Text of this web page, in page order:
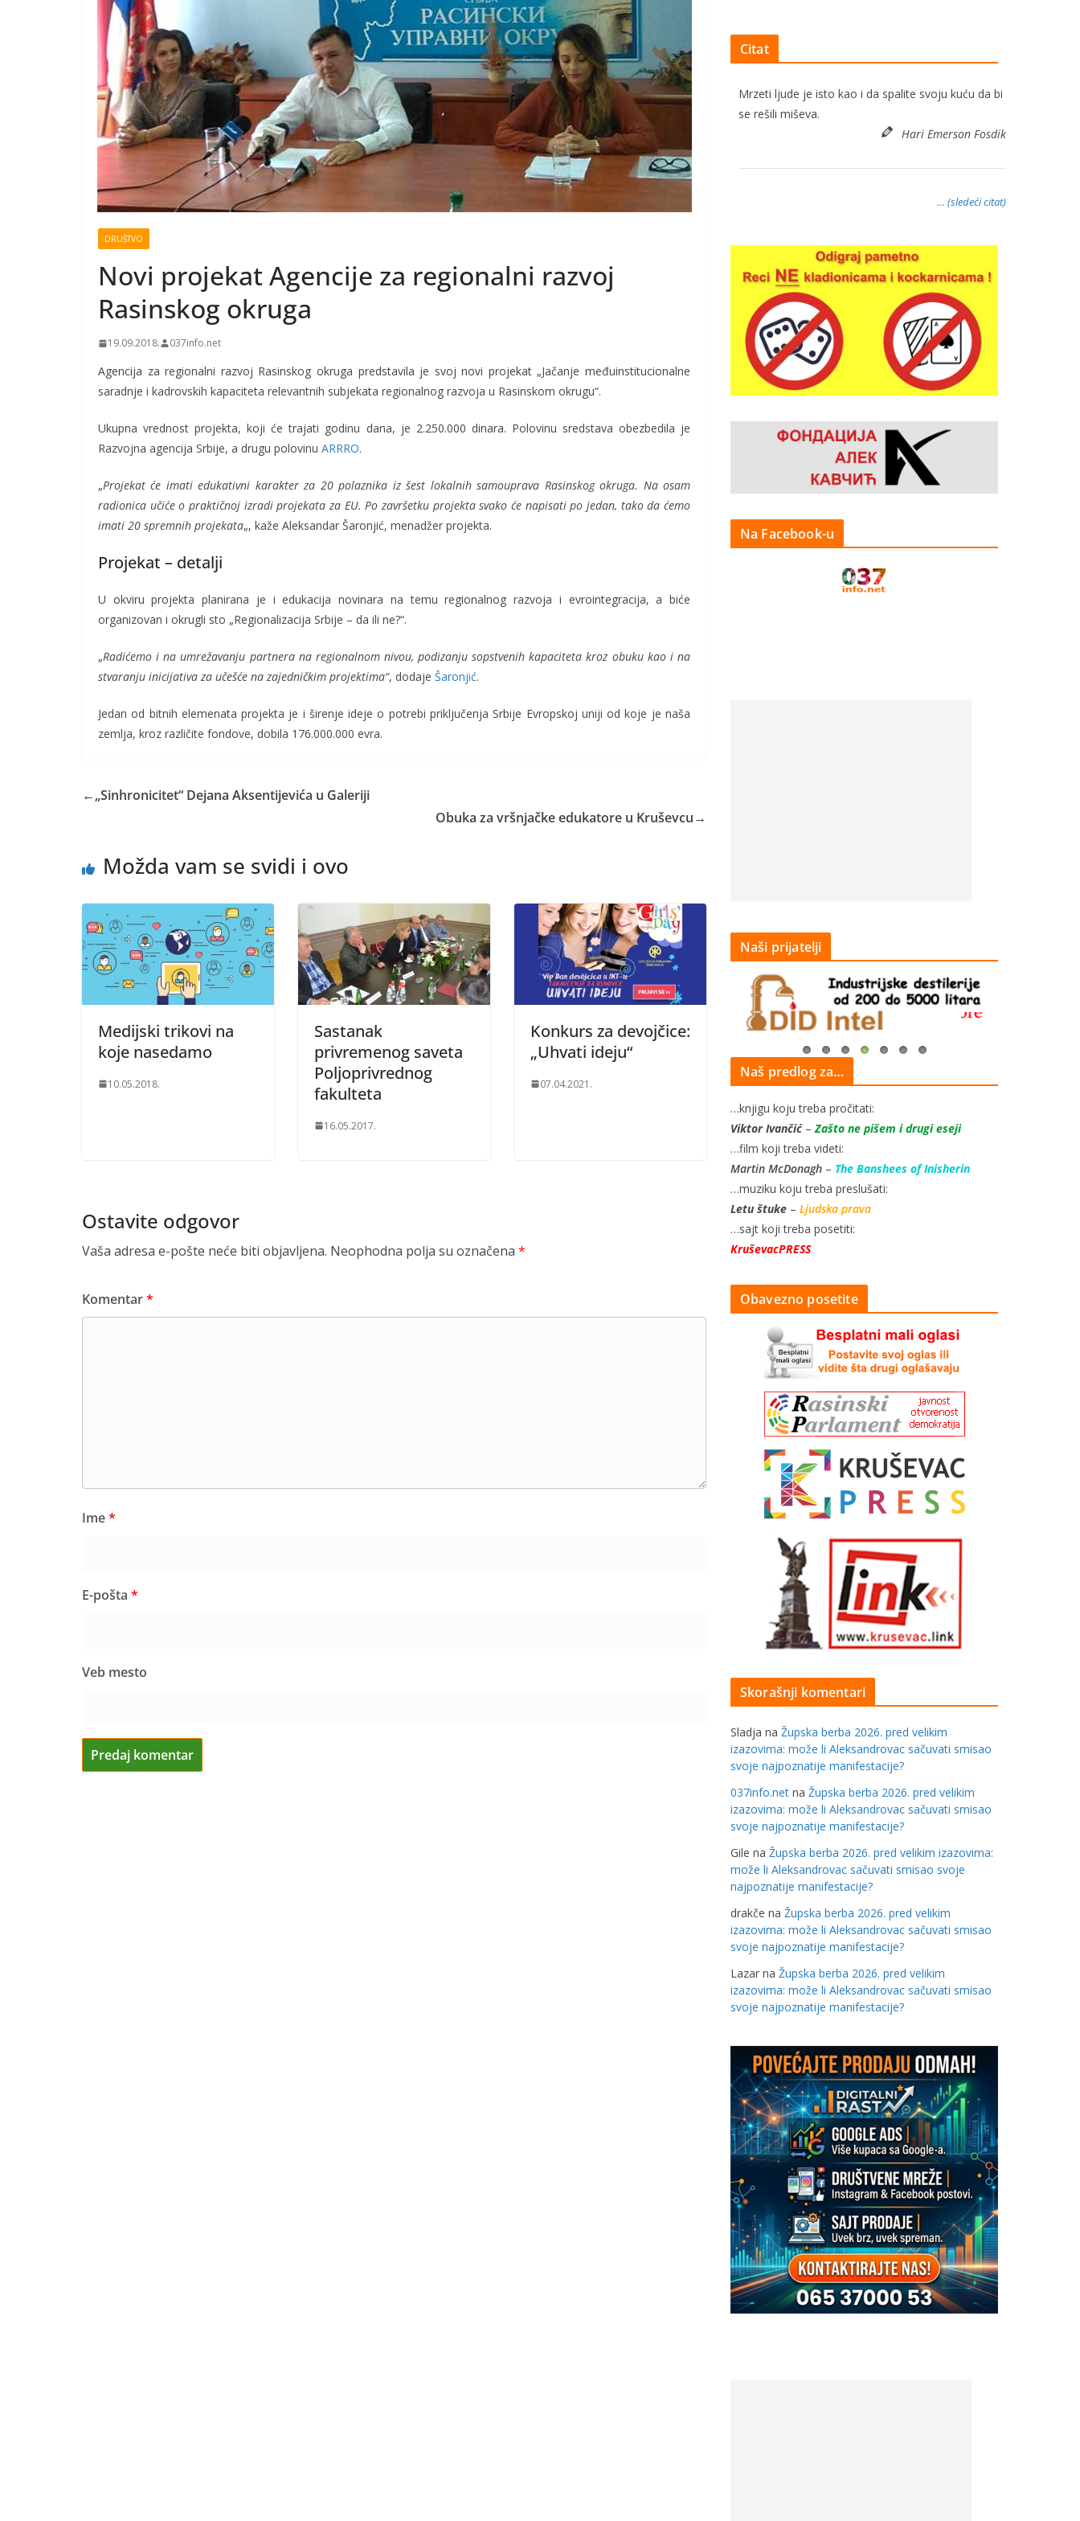
DRUŠTVO
Novi projekat Agencije za regionalni razvoj
Rasinskog okruga
19.09.2018. 037info.net
Agencija za regionalni razvoj Rasinskog okruga predstavila je svoj novi projekat „Jačanje međuinstitucionalne
saradnje i kadrovskih kapaciteta relevantnih subjekata regionalnog razvoja u Rasinskom okrugu“.
Ukupna vrednost projekta, koji će trajati godinu dana, je 2.250.000 dinara. Polovinu sredstava obezbedila je
Razvojna agencija Srbije, a drugu polovinu ARRRO.
„Projekat će imati edukativni karakter za 20 polaznika iz šest lokalnih samouprava Rasinskog okruga. Na osam
radionica učiće o praktičnoj izradi projekata za EU. Po završetku projekta svako će napisati po jedan, tako da ćemo
imati 20 spremnih projekata„, kaže Aleksandar Šaronjić, menadžer projekta.
Projekat – detalji
U okviru projekta planirana je i edukacija novinara na temu regionalnog razvoja i evrointegracija, a biće
organizovan i okrugli sto „Regionalizacija Srbije – da ili ne?“.
„Radićemo i na umrežavanju partnera na regionalnom nivou, podizanju sopstvenih kapaciteta kroz obuku kao i na
stvaranju inicijativa za učešće na zajedničkim projektima“, dodaje Šaronjić.
Jedan od bitnih elemenata projekta je i širenje ideje o potrebi priključenja Srbije Evropskoj uniji od koje je naša
zemlja, kroz različite fondove, dobila 176.000.000 evra.
←„Sinhronicitet“ Dejana Aksentijevića u Galeriji
Obuka za vršnjačke edukatore u Kruševcu→
Možda vam se svidi i ovo
Medijski trikovi na
koje nasedamo
10.05.2018.
Sastanak
privremenog saveta
Poljoprivrednog
fakulteta
16.05.2017.
Konkurs za devojčice:
„Uhvati ideju“
07.04.2021.
Ostavite odgovor
Vaša adresa e-pošte neće biti objavljena. Neophodna polja su označena *
Komentar*
Ime*
E-pošta *
Veb mesto
Citat
Mrzeti ljude je isto kao i da spalite svoju kuću da bi
se rešili miševa.
Hari Emerson Fosdik
… (sledeći citat)
Na Facebook-u
Naši prijatelji
Naš predlog za…
…knjigu koju treba pročitati:
Viktor Ivančić– Zašto ne pišem i drugi eseji
…film koji treba videti:
Martin McDonagh – The Banshees of Inisherin
…muziku koju treba preslušati:
Letu štuke – Ljudska prava
…sajt koji treba posetiti:
KruševacPRESS
Obavezno posetite
Skorašnji komentari
Sladja na Župska berba 2026. pred velikim
izazovima: može li Aleksandrovac sačuvati smisao
svoje najpoznatije manifestacije?
037info.net na Župska berba 2026. pred velikim
izazovima: može li Aleksandrovac sačuvati smisao
svoje najpoznatije manifestacije?
Gile na Župska berba 2026. pred velikim izazovima:
može li Aleksandrovac sačuvati smisao svoje
najpoznatije manifestacije?
drakče na Župska berba 2026. pred velikim
izazovima: može li Aleksandrovac sačuvati smisao
svoje najpoznatije manifestacije?
Lazar na Župska berba 2026. pred velikim
izazovima: može li Aleksandrovac sačuvati smisao
svoje najpoznatije manifestacije?